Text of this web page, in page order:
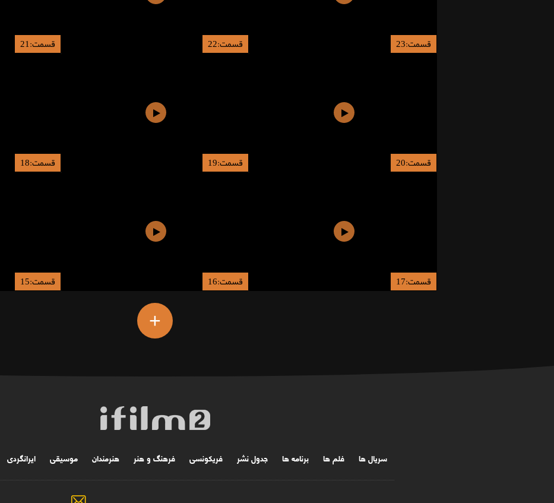
قسمت:23 قسمت:22 قسمت:21
قسمت:20 قسمت:19 قسمت:18
قسمت:17 قسمت:16 قسمت:15
+
سریال ها فلم ها برنامه ها جدول نشر فریکونسی فرهنگ و هنر هنرمندان موسیقی ایرانگردی